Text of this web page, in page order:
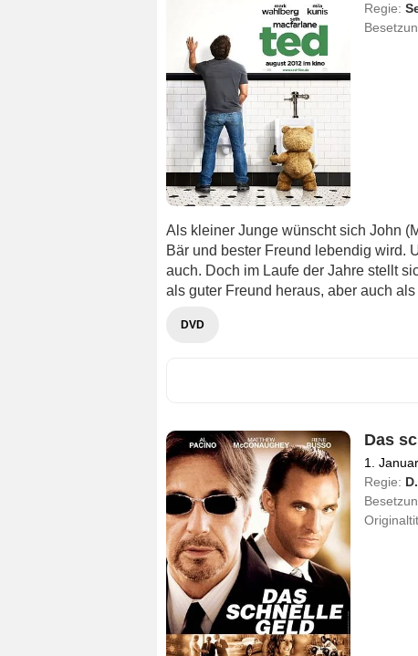
Regie:
Als kleiner Junge wünscht sich John
Bär und bester Freund lebendig wird.
auch. Doch im Laufe der Jahre stellt
als guter Freund heraus, aber auch
DVD
Das
1.
Regie: